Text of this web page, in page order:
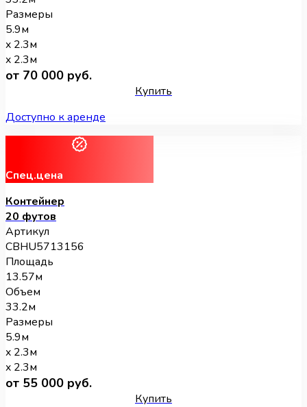
Размеры
5.9м
x 2.3м
x 2.3м
от 70 000 руб.
Купить
Доступно к аренде
Спец.цена
Контейнер
20 футов
Артикул
CBHU5713156
Площадь
13.57м
Объем
33.2м
Размеры
5.9м
x 2.3м
x 2.3м
от 55 000 руб.
Купить